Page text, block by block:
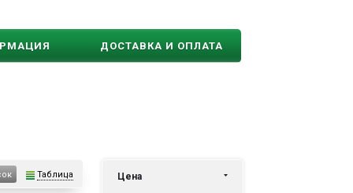
ДОСТАВКА И ОПЛАТА
Цена
Таблица